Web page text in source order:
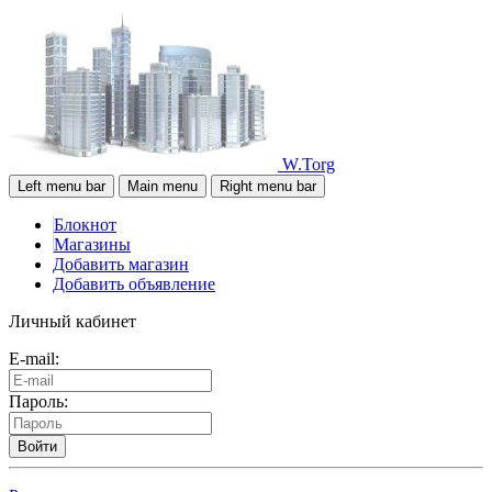
W.Torg
Left menu bar Main menu Right menu bar
Блокнот
Магазины
Добавить магазин
Добавить объявление
Личный кабинет
E-mail:
Пароль:
Войти